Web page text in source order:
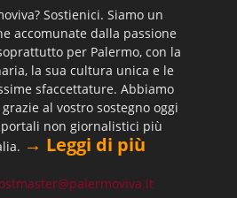
Sostienici. Siamo un
accomunate dalla passione
per Palermo, con la
la sua cultura unica e le
sfaccettature. Abbiamo
al vostro sostegno oggi
non giornalistici più
→ Leggi di più